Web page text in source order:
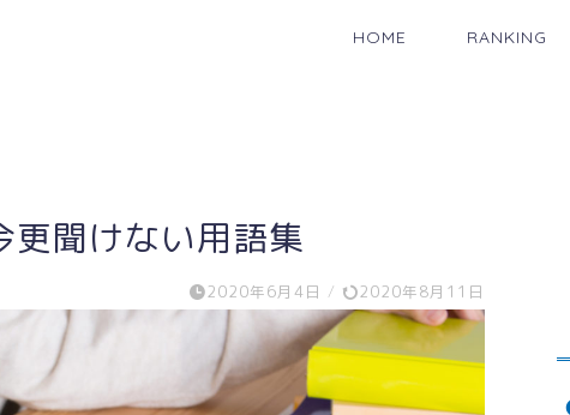
HOME RANKING
聞けない用語集
2020年6月4日 / 2020年8月11日